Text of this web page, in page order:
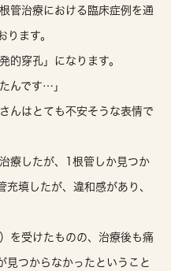
管治療における臨床症例を通
ります。
的穿孔」になります。
んです…」
んはとても不安そうな表情で
療したが、1根管しか見つか
充填したが、違和感があり、
を受けたものの、治療後も痛
見つからなかった ということ